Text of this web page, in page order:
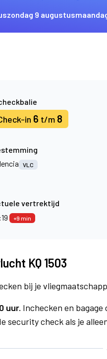
zondag 9 augustus
in 6 t/m 8
VLC
vertrektijd
+9 min
KQ 1503
bij je
uur. Inchecken en
security check als je